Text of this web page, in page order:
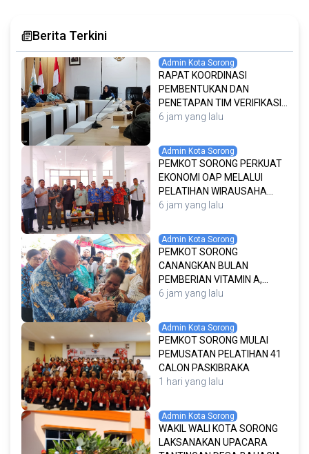
Berita Terkini
Admin Kota Sorong
RAPAT KOORDINASI
PEMBENTUKAN DAN
PENETAPAN TIM VERIFIKASI
DATA RUMAH KORBAN
PENYUSUNAN MEKANISME
KERJA LAPANGAN
6 jam yang lalu
Admin Kota Sorong
PEMKOT SORONG PERKUAT
EKONOMI OAP MELALUI
PELATIHAN WIRAUSAHA
PENGELASAN DAN
KEMASAN
6 jam yang lalu
Admin Kota Sorong
PEMKOT SORONG
CANANGKAN BULAN
PEMBERIAN VITAMIN A,
PERKUAT UPAYA WUJUDKAN
CEGAH STUNTING
6 jam yang lalu
Admin Kota Sorong
PEMKOT SORONG MULAI
PEMUSATAN PELATIHAN 41
CALON PASKIBRAKA
1 hari yang lalu
Admin Kota Sorong
WAKIL WALI KOTA SORONG
LAKSANAKAN UPACARA